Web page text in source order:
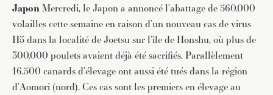
JaponMercredi, le Japon a annoncé l’abattage de 560.000
volailles cette semaine en raison d’un nouveau cas de virus
H5 dans la localité de Joetsu sur l’île de Honshu, où plus de
300.000 poulets avaient déjà été sacrifiés. Parallèlement
16.500 canards d’élevage ont aussi été tués dans la région
d’Aomori (nord). Ces cas sont les premiers en élevage au